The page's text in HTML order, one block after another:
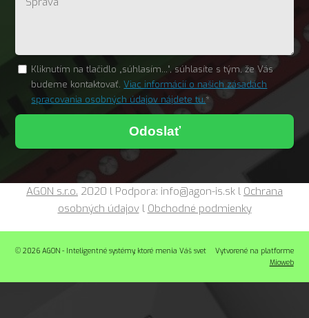
Kliknutím na tlačidlo „súhlasím...“, súhlasíte s tým, že Vás
budeme kontaktovať. Viac informácií o našich zásadách
spracovania osobných údajov nájdete tu.*
Odoslať
AGON s.r.o. 2020 l Podpora: info@agon-is.sk l Ochrana
osobných údajovl Obchodné podmienky
© 2026 AGON - Inteligentné systémy, ktoré menia Váš svet
Vytvorené na platforme
Mioweb